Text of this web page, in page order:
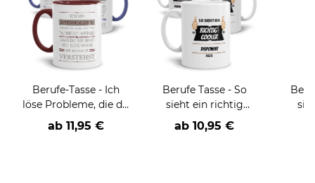
Berufe-Tasse - Ich
löse Probleme, die du
nicht verstehst -
verschiedene Berufe
ab 11,95 €
Berufe Tasse - So
sieht ein richtig
cooler -BERUF- aus
ab 10,95 €